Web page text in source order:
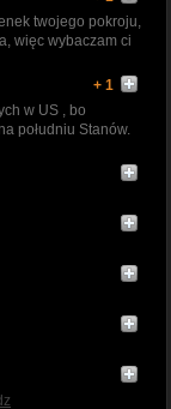
twojego pokroju,
więc wybaczam ci
+ 1
w US , bo
południu Stanów.